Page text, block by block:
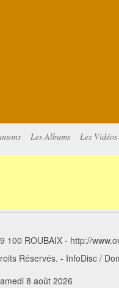
Les Albums Les Vidéos
100 ROUBAIX - http://
Réservés. - InfoDisc /
8 août 2026